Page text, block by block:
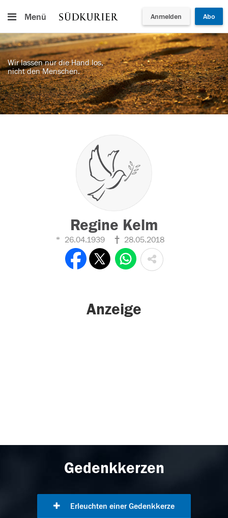
Menü Anmelden Abo
Wir lassen nur die Hand los,
nicht den Menschen.
Regine Kelm
26.04.1939 28.05.2018
Anzeige
Gedenkkerzen
Erleuchten einer Gedenkkerze